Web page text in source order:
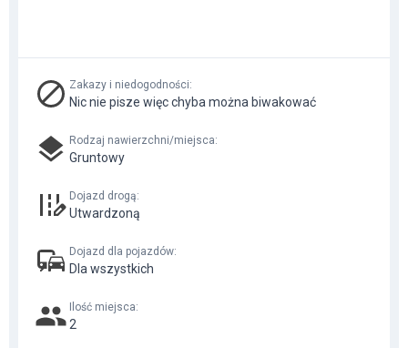
Zakazy i niedogodności:
Nic nie pisze więc chyba można biwakować
Rodzaj nawierzchni/miejsca:
Gruntowy
Dojazd drogą:
Utwardzoną
Dojazd dla pojazdów:
Dla wszystkich
Ilość miejsca:
2